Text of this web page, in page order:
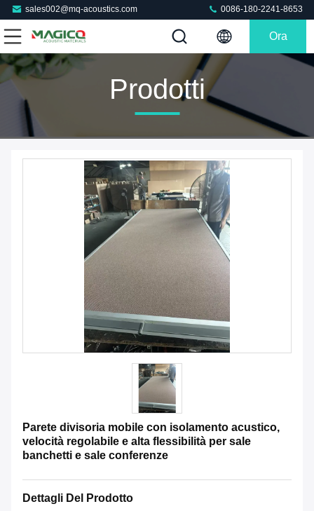
sales002@mq-acoustics.com 0086-180-2241-8653
Ora
Prodotti
Parete divisoria mobile con isolamento acustico,
velocità regolabile e alta flessibilità per sale
banchetti e sale conferenze
Dettagli Del Prodotto